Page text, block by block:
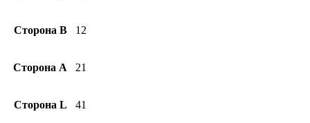
Сторона B 12
Сторона А 21
Сторона L 41